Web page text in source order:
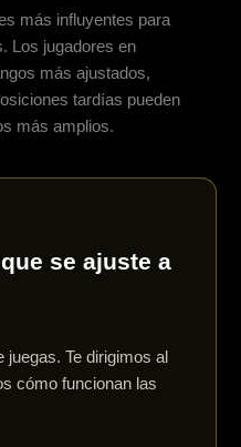
más influyentes para
Los jugadores en
más ajustados,
tardías pueden
más amplios.
se ajuste a
juegas. Te dirigimos al
cómo funcionan las